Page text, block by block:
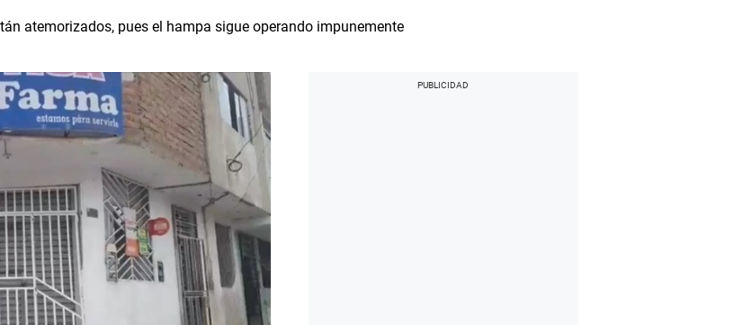
atemorizados, pues el hampa sigue operando impunemente